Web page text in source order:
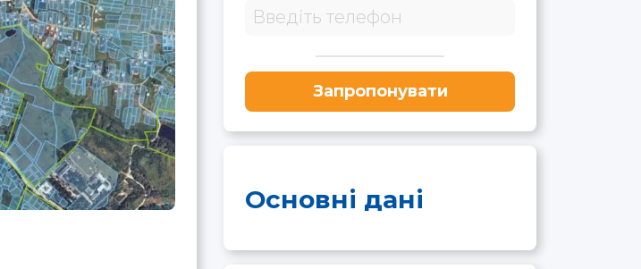
Запропонувати
Основні дані